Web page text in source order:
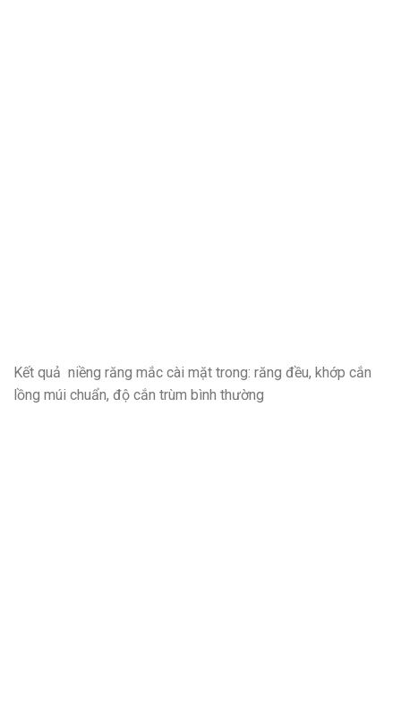
Kết quả niềng răng mắc cài mặt trong: răng đều, khớp cắn
lồng múi chuẩn, độ cắn trùm bình thường